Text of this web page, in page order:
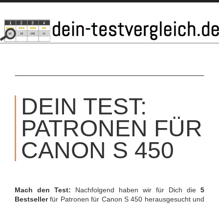
SKIP
CONTENT
DEIN TEST:
PATRONEN FÜR
CANON S 450
Mach den Test: Nachfolgend haben wir für Dich die 5
Bestsellerfür Patronen für Canon S 450 herausgesucht und